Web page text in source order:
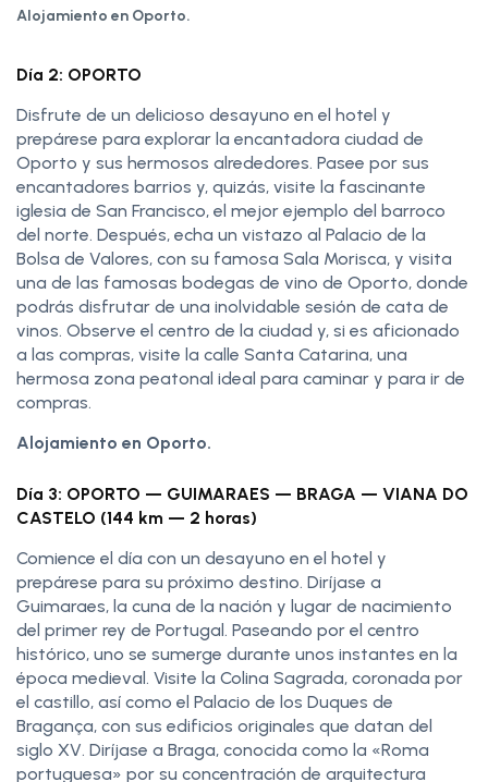
Alojamiento en Oporto.
Día 2: OPORTO
Disfrute de un delicioso desayuno en el hotel y
prepárese para explorar la encantadora ciudad de
Oporto y sus hermosos alrededores. Pasee por sus
encantadores barrios y, quizás, visite la fascinante
iglesia de San Francisco, el mejor ejemplo del barroco
del norte. Después, echa un vistazo al Palacio de la
Bolsa de Valores, con su famosa Sala Morisca, y visita
una de las famosas bodegas de vino de Oporto, donde
podrás disfrutar de una inolvidable sesión de cata de
vinos. Observe el centro de la ciudad y, si es aficionado
a las compras, visite la calle Santa Catarina, una
hermosa zona peatonal ideal para caminar y para ir de
compras.
Alojamiento en Oporto.
Día 3: OPORTO — GUIMARAES — BRAGA — VIANA DO
CASTELO (144 km — 2 horas)
Comience el día con un desayuno en el hotel y
prepárese para su próximo destino. Diríjase a
Guimaraes, la cuna de la nación y lugar de nacimiento
del primer rey de Portugal. Paseando por el centro
histórico, uno se sumerge durante unos instantes en la
época medieval. Visite la Colina Sagrada, coronada por
el castillo, así como el Palacio de los Duques de
Bragança, con sus edificios originales que datan del
siglo XV. Diríjase a Braga, conocida como la «Roma
portuguesa» por su concentración de arquitectura